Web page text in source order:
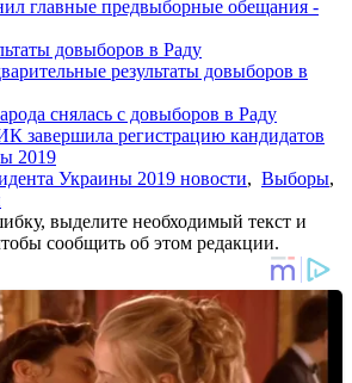
главные предвыборные обещания -
довыборов в Раду
результаты довыборов в
снялась с довыборов в Раду
завершила регистрацию кандидатов
2019
Украины 2019 новости, Выборы,
выделите необходимый текст и
сообщить об этом редакции.